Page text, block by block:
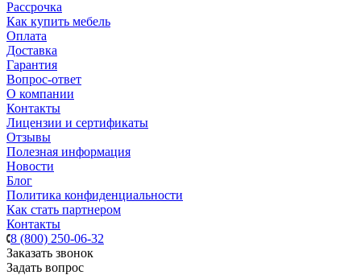
Рассрочка
Как купить мебель
Оплата
Доставка
Гарантия
Вопрос-ответ
О компании
Контакты
Лицензии и сертификаты
Отзывы
Полезная информация
Новости
Блог
Политика конфиденциальности
Как стать партнером
Контакты
8 (800) 250-06-32
Заказать звонок
Задать вопрос